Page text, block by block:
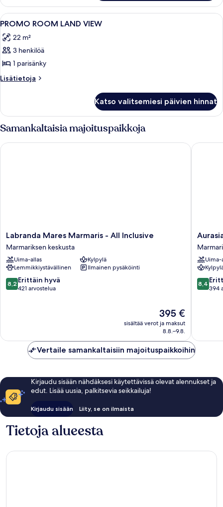
Avaa
kaikki
huonetyypin
PROMO
ROOM
LAND
Moderni hotellihuone, jossa on
2
PROMO ROOM LAND VIEW
22 m²
3 henkilöä
1 parisänky
Lisätietoja
Lisätietoja
LAND
Katso valitsemiesi päivien hinnat
Samankaltaisia majoituspaikkoja
Labranda
Mares
Marmaris
-
All
Inclusive
Marmariksen
Labranda Mares Marmaris - All Inclusive
Marmariksen keskusta
Uima-allas
Kylpylä
Lemmikkiystävällinen
Ilmainen pysäköinti
8.2
kautta
8,2 Erittäin hyvä
421 arvostelua
Hinta
on
395 €
395 €
sisältää verot ja maksut
8.8.–9.8.
Labranda Mares Marmaris - All Inclusive
Aurasia
Beach
Hotel
keskusta
Uima-
8.4
kautta
8,4
394
Aurasia
Vertaile samankaltaisiin majoituspaikkoihin
Kirjaudu sisään nähdäksesi käytettävissä olevat alennukset ja
edut. Lisää uusia, palkitsevia seikkailuja!
Kirjaudu sisään Liity, se on ilmaista
Tietoja alueesta